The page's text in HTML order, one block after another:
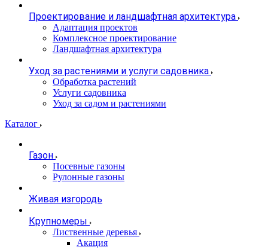
Проектирование и ландшафтная архитектура
Адаптация проектов
Комплексное проектирование
Ландшафтная архитектура
Уход за растениями и услуги садовника
Обработка растений
Услуги садовника
Уход за садом и растениями
Каталог
Газон
Посевные газоны
Рулонные газоны
Живая изгородь
Крупномеры
Лиственные деревья
Акация